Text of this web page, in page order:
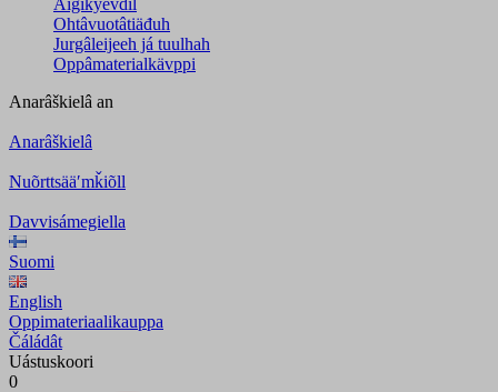
Ohtâvuotâtiäđuh
Jurgâleijeeh já tuulhah
Oppâmaterialkävppi
Anarâškielâ an
Anarâškielâ
Nuõrttsääʹmǩiõll
Davvisámegiella
Suomi
English
Oppimateriaalikauppa
Čáládât
Uástuskoori
0